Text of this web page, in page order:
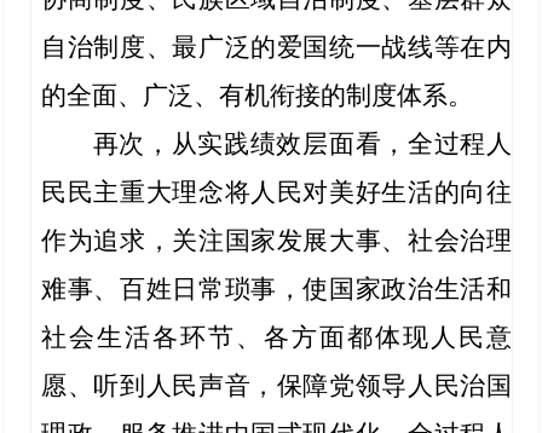
自治制度、最广泛的爱国统一战线等在内
的全面、广泛、有机衔接的制度体系。
再次，从实践绩效层面看，全过程人
民民主重大理念将人民对美好生活的向往
作为追求，关注国家发展大事、社会治理
难事、百姓日常琐事，使国家政治生活和
社会生活各环节、各方面都体现人民意
愿、听到人民声音，保障党领导人民治国